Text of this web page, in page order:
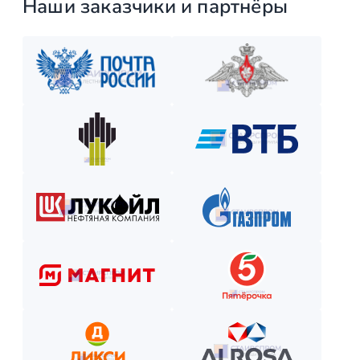
Рассчитаем стоимость, подберём вариант расчёта и начнём
Как оплатить? Пошаговая инструкция
Оставьте заявку на сайте или по телефону.
Получите смету и договор.
Внесите предоплату (если требуется).
Отслеживайте этапы производства и монтажа.
Оплатите остаток после приёмки —
и наслаждайтесь новой конструкцией!
Наши заказчики и партнёры